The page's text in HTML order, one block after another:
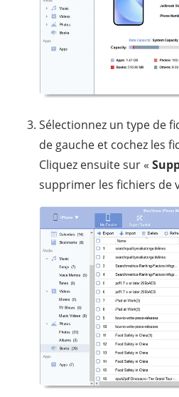
Sélectionnez un type de
de gauche et cochez les
Cliquez ensuite sur «
supprimer les fichiers de